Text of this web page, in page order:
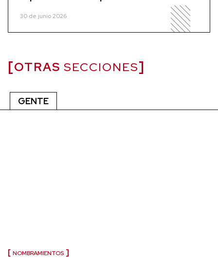
30 de junio 2026
OTRAS SECCIONES
GENTE
NOMBRAMIENTOS